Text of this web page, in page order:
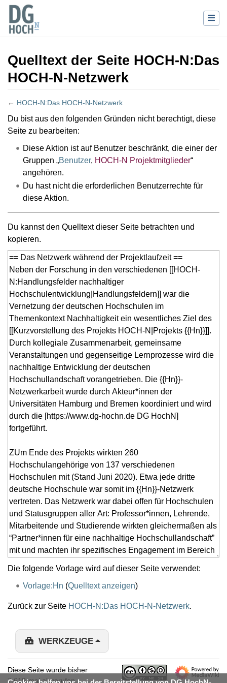
Quelltext der Seite HOCH-N:Das
HOCH-N-Netzwerk
← HOCH-N:Das HOCH-N-Netzwerk
Wechseln zu: Navigation Suche
Du bist aus den folgenden Gründen nicht berechtigt, diese
Seite zu bearbeiten:
Diese Aktion ist auf Benutzer beschränkt, die einer der
Gruppen „Benutzer, HOCH-N Projektmitglieder“
angehören.
Du hast nicht die erforderlichen Benutzerrechte für
diese Aktion.
Du kannst den Quelltext dieser Seite betrachten und
kopieren.
Die folgende Vorlage wird auf dieser Seite verwendet:
Vorlage:Hn (Quelltext anzeigen)
Zurück zur Seite HOCH-N:Das HOCH-N-Netzwerk.
WERKZEUGE
Diese Seite wurde bisher
7.619-mal abgerufen.